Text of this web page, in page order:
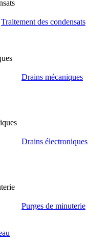
Traitement des condensats
Drains mécaniques
Drains électroniques
Purges de minuterie